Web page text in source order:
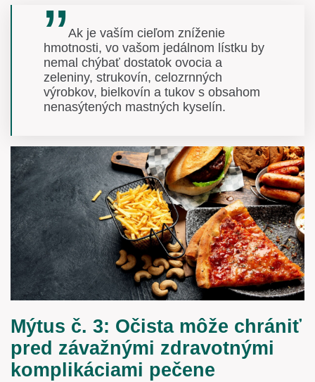
Ak je vaším cieľom zníženie
hmotnosti, vo vašom jedálnom lístku by
nemal chýbať dostatok ovocia a
zeleniny, strukovín, celozrnných
výrobkov, bielkovín a tukov s obsahom
nenasýtených mastných kyselín.
Mýtus č. 3: Očista môže chrániť
pred závažnými zdravotnými
komplikáciami pečene